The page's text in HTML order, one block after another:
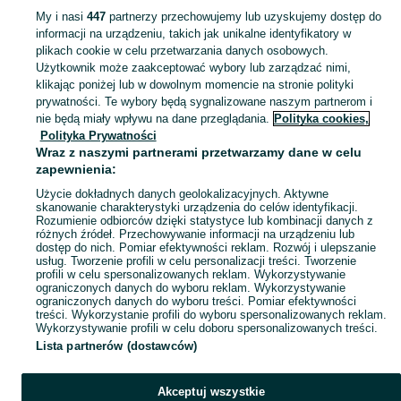
KATEGORIA
Skorzystaj z największego serwisu ogłoszeniowego - Lubiatów i okolice! Kupuj to, czego pragniesz i sprzedawaj to, czego już nie potrzebujesz! Zobacz
Mapa kategorii
Mapa miejscowości
Mapa ministron
Popularne wyszukiwania
My i nasi 447partnerzy przechowujemy lub uzyskujemy dostęp do
informacji na urządzeniu, takich jak unikalne identyfikatory w
plikach cookie w celu przetwarzania danych osobowych.
Użytkownik może zaakceptować wybory lub zarządzać nimi,
klikając poniżej lub w dowolnym momencie na stronie polityki
prywatności. Te wybory będą sygnalizowane naszym partnerom i
nie będą miały wpływu na dane przeglądania. Polityka cookies,
Polityka Prywatności
Wraz z naszymi partnerami przetwarzamy dane w celu
zapewnienia:
Użycie dokładnych danych geolokalizacyjnych. Aktywne
skanowanie charakterystyki urządzenia do celów identyfikacji.
Rozumienie odbiorców dzięki statystyce lub kombinacji danych z
różnych źródeł. Przechowywanie informacji na urządzeniu lub
dostęp do nich. Pomiar efektywności reklam. Rozwój i ulepszanie
usług. Tworzenie profili w celu personalizacji treści. Tworzenie
profili w celu spersonalizowanych reklam. Wykorzystywanie
ograniczonych danych do wyboru reklam. Wykorzystywanie
ograniczonych danych do wyboru treści. Pomiar efektywności
treści. Wykorzystanie profili do wyboru spersonalizowanych reklam.
Wykorzystywanie profili w celu doboru spersonalizowanych treści.
Lista partnerów (dostawców)
Akceptuj wszystkie